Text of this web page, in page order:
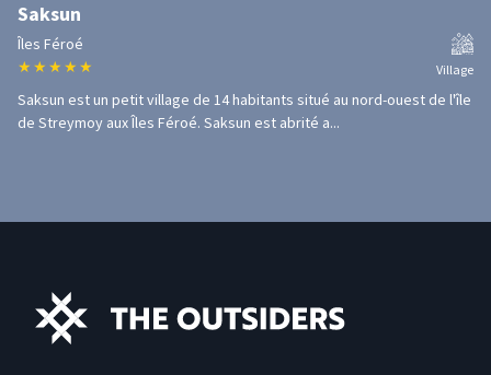
Saksun
Îles Féroé
★ ★ ★ ★ ★ Village
Saksun est un petit village de 14 habitants situé au nord-ouest de l'île
de Streymoy aux Îles Féroé. Saksun est abrité a...